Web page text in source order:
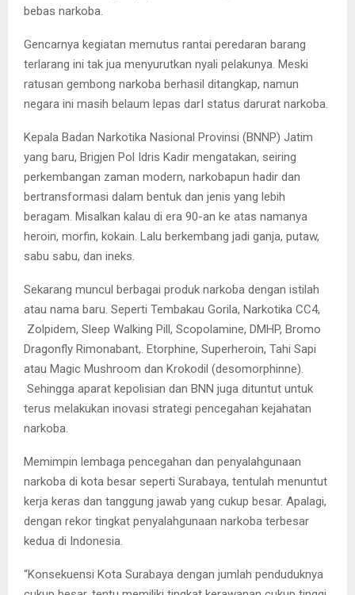
bebas narkoba.
Gencarnya kegiatan memutus rantai peredaran barang
terlarang ini tak jua menyurutkan nyali pelakunya. Meski
ratusan gembong narkoba berhasil ditangkap, namun
negara ini masih belaum lepas darI status darurat narkoba.
Kepala Badan Narkotika Nasional Provinsi (BNNP) Jatim
yang baru, Brigjen Pol Idris Kadir mengatakan, seiring
perkembangan zaman modern, narkobapun hadir dan
bertransformasi dalam bentuk dan jenis yang lebih
beragam. Misalkan kalau di era 90-an ke atas namanya
heroin, morfin, kokain. Lalu berkembang jadi ganja, putaw,
sabu sabu, dan ineks.
Sekarang muncul berbagai produk narkoba dengan istilah
atau nama baru. Seperti Tembakau Gorila, Narkotika CC4,
Zolpidem, Sleep Walking Pill, Scopolamine, DMHP, Bromo
Dragonfly Rimonabant,. Etorphine, Superheroin, Tahi Sapi
atau Magic Mushroom dan Krokodil (desomorphinne).
Sehingga aparat kepolisian dan BNN juga dituntut untuk
terus melakukan inovasi strategi pencegahan kejahatan
narkoba.
Memimpin lembaga pencegahan dan penyalahgunaan
narkoba di kota besar seperti Surabaya, tentulah menuntut
kerja keras dan tanggung jawab yang cukup besar. Apalagi,
dengan rekor tingkat penyalahgunaan narkoba terbesar
kedua di Indonesia.
“Konsekuensi Kota Surabaya dengan jumlah penduduknya